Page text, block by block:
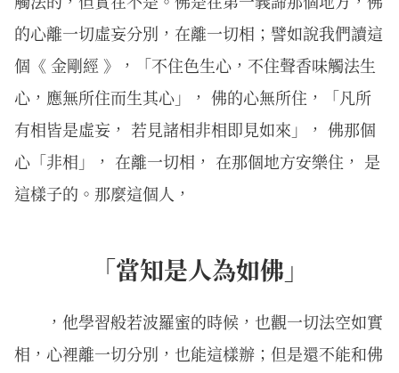
的心離一切虛妄分別，在離一切相；譬如說我們讀這
個《 金剛經 》，「不住色生心，不住聲香味觸法生
心，應無所住而生其心」， 佛的心無所住，「凡所
有相皆是虛妄， 若見諸相非相即見如來」， 佛那個
心「非相」， 在離一切相， 在那個地方安樂住， 是
這樣子的。那麼這個人，
「當知是人為如佛」
，他學習般若波羅蜜的時候，也觀一切法空如實
相，心裡離一切分別，也能這樣辦；但是還不能和佛